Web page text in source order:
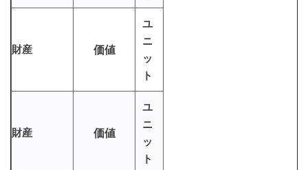
財産 価値
ユ
ニ
ッ
ト
財産 価値
ユ
ニ
ッ
ト